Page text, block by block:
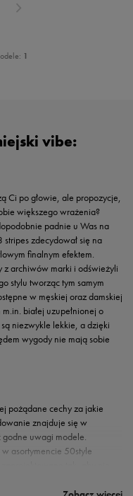
1
vibe:
Ci po głowie, ale propozycje,
większego wrażenia?
padnie u Was na
zdecydował się na
finalnym efektem.
z archiwów marki i odświeżyli
stylu tworząc tym samym
w męskiej oraz damskiej
białej uzupełnionej o
niezwykle lekkie, a dzięki
wygody nie mają sobie
pożądane cechy za jakie
znajduje się w
uwagi modele.
w asortymencie 50style
środowiska naturalnego